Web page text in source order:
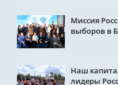
Миссия
выборов в
Наш
лидеры